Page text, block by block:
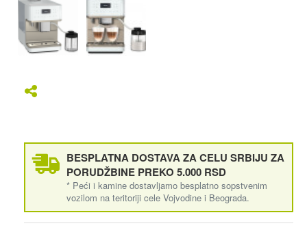
BESPLATNA DOSTAVA ZA CELU SRBIJU ZA
PORUDŽBINE PREKO 5.000 RSD
* Peći i kamine dostavljamo besplatno sopstvenim
vozilom na teritoriji cele Vojvodine i Beograda.